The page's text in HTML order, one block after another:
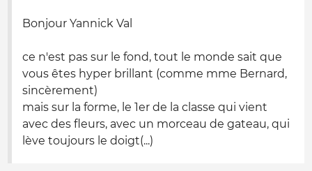
Bonjour Yannick Val
ce n'est pas sur le fond, tout le monde sait que
vous êtes hyper brillant (comme mme Bernard,
sincèrement)
mais sur la forme, le 1er de la classe qui vient
avec des fleurs, avec un morceau de gateau, qui
lève toujours le doigt(...)